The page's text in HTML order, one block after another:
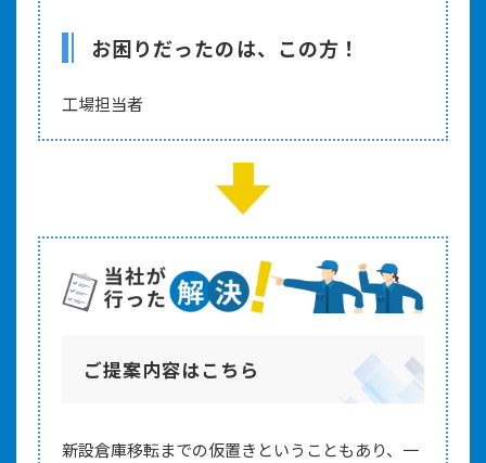
お困りだったのは、この方！
工場担当者
ご提案内容はこちら
新設倉庫移転までの仮置きということもあり、一